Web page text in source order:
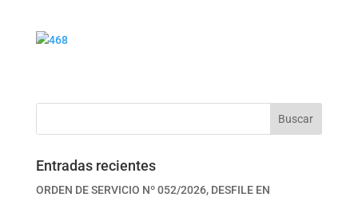
Buscar
Entradas recientes
ORDEN DE SERVICIO Nº 052/2026, DESFILE EN